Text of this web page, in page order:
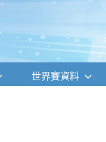
世界賽資料